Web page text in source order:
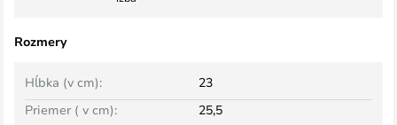
Rozmery
Hĺbka (v cm):
23
Priemer ( v cm):
25,5